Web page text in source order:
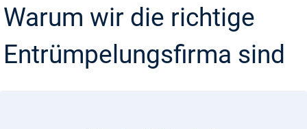
Warum wir die richtige
Entrümpelungsfirma sind